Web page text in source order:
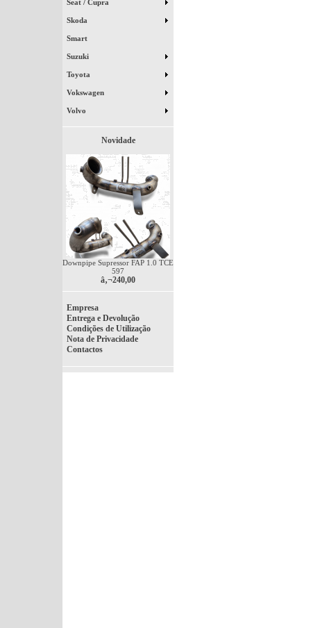
Seat / Cupra
Skoda
Smart
Suzuki
Toyota
Vokswagen
Volvo
Novidade
Downpipe Supressor FAP 1.0 TCE
597
â‚¬240,00
Empresa
Entrega e Devolução
Condições de Utilização
Nota de Privacidade
Contactos